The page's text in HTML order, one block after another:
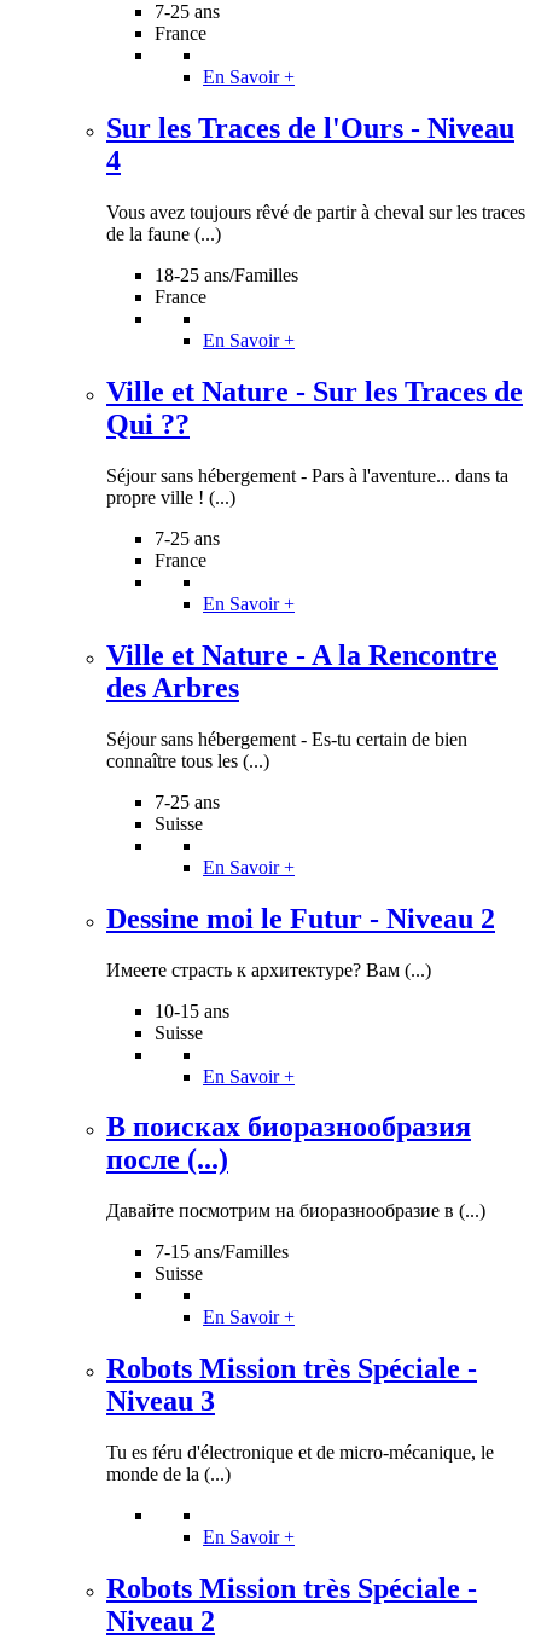
7-25 ans
France
En Savoir +
Sur les Traces de l'Ours - Niveau
4
Vous avez toujours rêvé de partir à cheval sur les traces
de la faune (...)
18-25 ans/Familles
France
En Savoir +
Ville et Nature - Sur les Traces de
Qui ??
Séjour sans hébergement - Pars à l'aventure... dans ta
propre ville ! (...)
7-25 ans
France
En Savoir +
Ville et Nature - A la Rencontre
des Arbres
Séjour sans hébergement - Es-tu certain de bien
connaître tous les (...)
7-25 ans
Suisse
En Savoir +
Dessine moi le Futur - Niveau 2
Имеете страсть к архитектуре? Вам (...)
10-15 ans
Suisse
En Savoir +
В поисках биоразнообразия
после (...)
Давайте посмотрим на биоразнообразие в (...)
7-15 ans/Familles
Suisse
En Savoir +
Robots Mission très Spéciale -
Niveau 3
Tu es féru d'électronique et de micro-mécanique, le
monde de la (...)
En Savoir +
Robots Mission très Spéciale -
Niveau 2